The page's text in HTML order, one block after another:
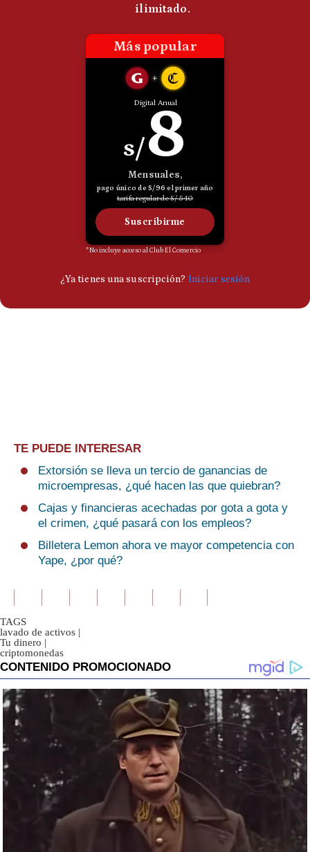
TE PUEDE INTERESAR
Extorsión se lleva un tercio de ganancias de
microempresas, ¿qué hacen las que quiebran?
Cajas y financieras acechadas por gota a gota y
el crimen, ¿qué pasará con los empleos?
Billetera Lemon ahora ve mayor competencia con
Yape, ¿por qué?
TAGS
lavado de activos |
Tu dinero |
criptomonedas